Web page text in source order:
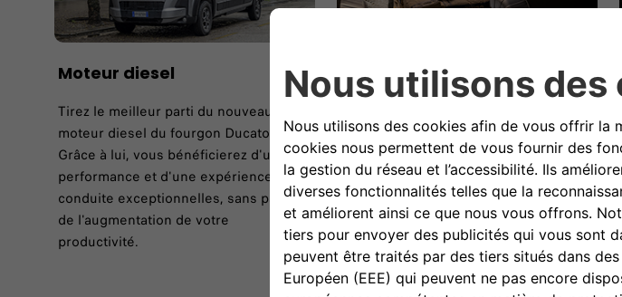
Moteur diesel
Tirez le meilleur parti du nouveau
moteur diesel du fourgon Ducato.
Grâce à lui, vous bénéficierez d'une
performance et d'une expérience de
conduite exceptionnelles, sans parler
de l'augmentation de votre
productivité.
Un espace de chargement
optimisé
Un partenaire de travail sans pareil,
avec jusqu'à 2,1 t de charge utile et
jusqu'à 17 m³ d'espace de chargement.